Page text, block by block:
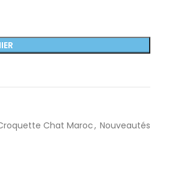
Chat Maroc, Nouveautés